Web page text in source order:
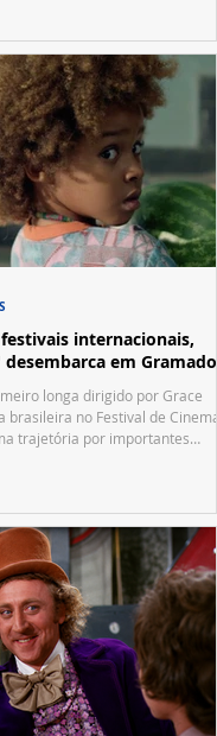
internacionais,
em Gramado
longa dirigido por Grace
brasileira no Festival de Cinema
trajetória por importantes